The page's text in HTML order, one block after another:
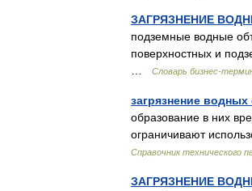
ЗАГРЯЗНЕНИЕ
подземные водные
поверхностных и
Словарь бизнес-
загрязнение водных
образование в них
ограничивают
Справочник технического
ЗАГРЯЗНЕНИЕ